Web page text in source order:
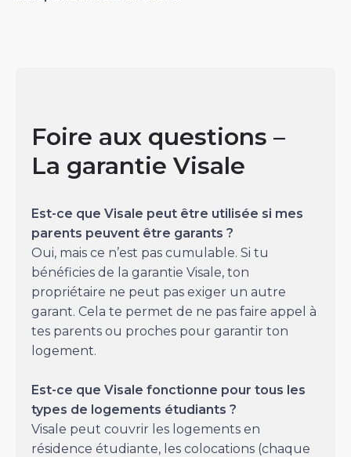
Foire aux questions –
La garantie Visale
Est-ce que Visale peut être utilisée si mes
parents peuvent être garants ?
Oui, mais ce n’est pas cumulable. Si tu
bénéficies de la garantie Visale, ton
propriétaire ne peut pas exiger un autre
garant. Cela te permet de ne pas faire appel à
tes parents ou proches pour garantir ton
logement.
Est-ce que Visale fonctionne pour tous les
types de logements étudiants ?
Visale peut couvrir les logements en
résidence étudiante, les colocations (chaque